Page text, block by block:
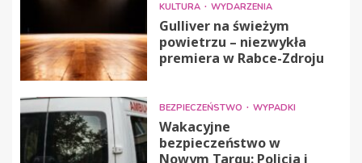
KULTURA WYDARZENIA
Gulliver na świeżym
powietrzu – niezwykła
premiera w Rabce-Zdroju
BEZPIECZEŃSTWO WYPADKI
Wakacyjne
bezpieczeństwo w
Nowym Targu: Policja i